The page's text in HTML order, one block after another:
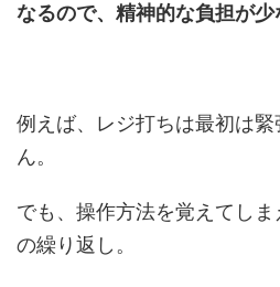
なるので、精神的な負担が少
例えば、レジ打ちは最初は
ん。
でも、操作方法を覚えてし
の繰り返し。